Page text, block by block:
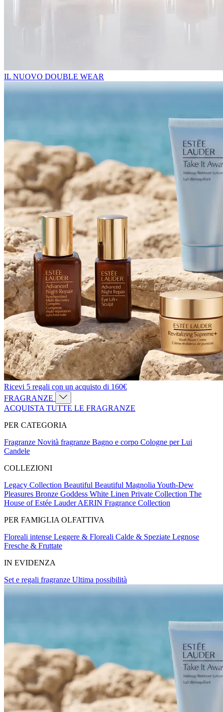
IL NUOVO DOUBLE WEAR
Ricevi 5 regali con un acquisto di 160€
FRAGRANZE
ACQUISTA TUTTE LE FRAGRANZE
PER CATEGORIA
Fragranze Novità fragranze Bagno e corpo Cologne per Lui
Candele
COLLEZIONI
Legacy Collection Beautiful Beautiful Magnolia Youth-Dew
Pleasures Bronze Goddess White Linen Private Collection The
House of Estée LauderAERIN Fragrance Collection
PER FAMIGLIA OLFATTIVA
Floreali intense Leggere & Floreali Calde & Speziate Legnose
Fresche & Fruttate
IN EVIDENZA
Set e regali fragranze Ultima possibilità